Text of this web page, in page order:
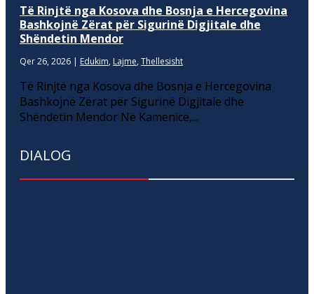
Të Rinjtë nga Kosova dhe Bosnja e Hercegovina
Bashkojnë Zërat për Sigurinë Digjitale dhe
Shëndetin Mendor
Qer 26, 2026 | Edukim, Lajme, Thellesisht
Të Rinjtë nga Kosova dhe Bosnja e Hercegovina
Bashkojnë Zërat për Sigurinë Digjitale dhe
Shëndetin Mendor Në Kamenicë,...
DIALOG